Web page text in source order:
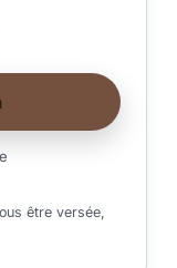
être versée,